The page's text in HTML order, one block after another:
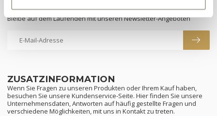
ZUSATZINFORMATION
Wenn Sie Fragen zu unseren Produkten oder Ihrem Kauf haben,
besuchen Sie unsere Kundenservice-Seite. Hier finden Sie unsere
Unternehmensdaten, Antworten auf häufig gestellte Fragen und
verschiedene Möglichkeiten, mit uns in Kontakt zu treten.
ABONNIEREN SIE UNSEREN NEWSLETTER
Bleibe auf dem Laufenden mit unseren Newsletter-Angeboten